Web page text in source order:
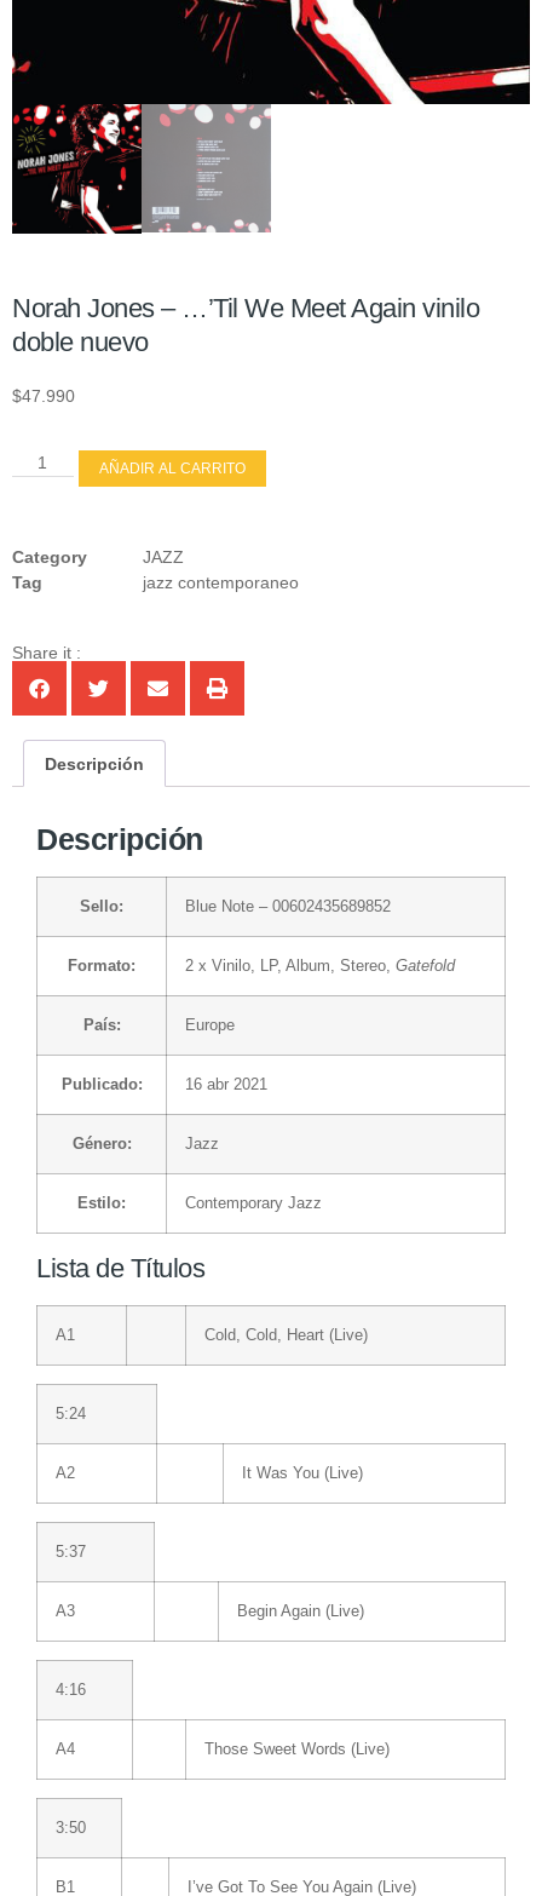
Norah Jones – …’Til We Meet Again vinilo
doble nuevo
$47.990
AÑADIR AL CARRITO
Category
JAZZ
Tag
jazz contemporaneo
Share it :
Descripción
Descripción
Sello: Blue Note – 00602435689852
Formato: 2 x Vinilo , LP, Album, Stereo, Gatefold
País: Europe
Publicado: 16 abr 2021
Género: Jazz
Estilo: Contemporary Jazz
Lista de Títulos
A1 Cold, Cold, Heart (Live)
5:24
A2 It Was You (Live)
5:37
A3 Begin Again (Live)
4:16
A4 Those Sweet Words (Live)
3:50
B1 I’ve Got To See You Again (Live)